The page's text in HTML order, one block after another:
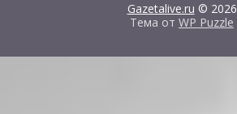
Gazetalive.ru © 2026
Тема от WP Puzzle